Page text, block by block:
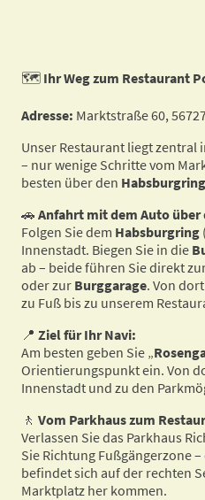
🗺️ Ihr Weg zum Restaurant
Adresse: Marktstraße 60,
Unser Restaurant liegt zentral
– nur wenige Schritte vom
besten über den Habsburgring
🚗 Anfahrt mit dem Auto
Folgen Sie dem Habsburgring
Innenstadt. Biegen Sie in die
ab – beide führen Sie direkt
oder zur Burggarage. Von
zu Fuß bis zu unserem
📍 Ziel für Ihr Navi:
Am besten geben Sie „
Orientierungspunkt ein. Von
Innenstadt und zu den
🚶 Vom Parkhaus zum
Verlassen Sie das Parkhaus
Sie Richtung Fußgängerzone –
befindet sich auf der rechten
Marktplatz her kommen.